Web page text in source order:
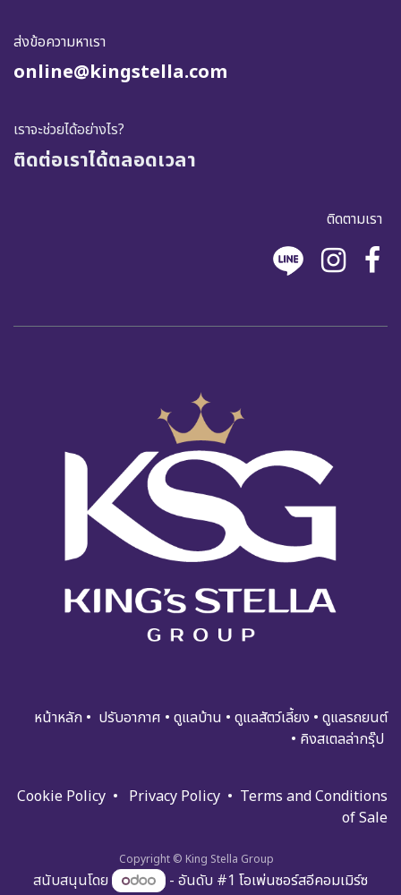
ส่งข้อความหาเรา
online@kingstella.com
เราจะช่วยได้อย่างไร?
ติดต่อเราได้ตลอดเวลา
ติดตามเรา
หน้าหลัก • ปรับอ​​​​​า​กาศ • ดูแ​​​ล​บ้า​น • ดูแล​สัตว์เลี้ยง • ดูแล​รถย​นต์
• คิงสเตลล่ากรุ๊ป
Cookie Policy • Privacy Policy • Terms and Condi​tions
of Sale
Copyright © King Stella Group
สนับสนุนโดย - อันดับ #1 โอเพ่นซอร์สอีคอมเมิร์ซ